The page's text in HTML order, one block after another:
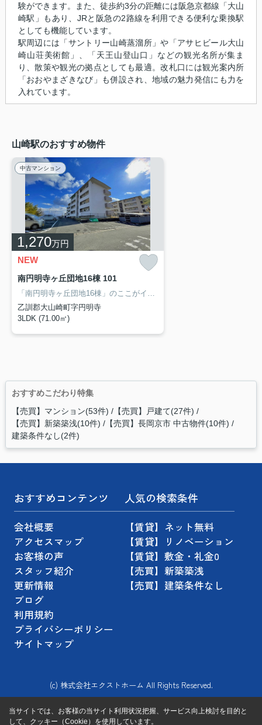
験ができます。また、徒歩約3分の距離には阪急京都線「大山
崎駅」もあり、JRと阪急の2路線を利用できる便利な乗換駅
としても機能しています。
駅周辺には「サントリー山崎蒸溜所」や「アサヒビール大山
崎山荘美術館」、「天王山登山口」などの観光名所が集ま
り、散策や観光の拠点としても最適。改札口には観光案内所
「おおやまざきなび」も併設され、地域の魅力発信にも力を
入れています。
山崎駅のおすすめ物件
中古マンション
1,270万円
NEW
南円明寺ヶ丘団地16棟 101
乙訓郡大山崎町字円明寺
3LDK (71.00㎡)
おすすめこだわり特集
【売買】マンション(53件) 【売買】戸建て(27件)
【売買】新築築浅(10件) 【売買】長岡京市 中古物件(10件)
建築条件なし(2件)
おすすめコンテンツ
会社概要
アクセスマップ
お客様の声
スタッフ紹介
更新情報
ブログ
利用規約
プライバシーポリシー
サイトマップ
人気の検索条件
【賃貸】ネット無料
【賃貸】リノベーション
【賃貸】敷金・礼金0
【売買】新築築浅
【売買】建築条件なし
(c) 株式会社エクストホーム All Rights Reserved.
当サイトでは、お客様の当サイト利用状況把握、サービス向上検討を目的と
して、クッキー（Cookie）を使用しています。